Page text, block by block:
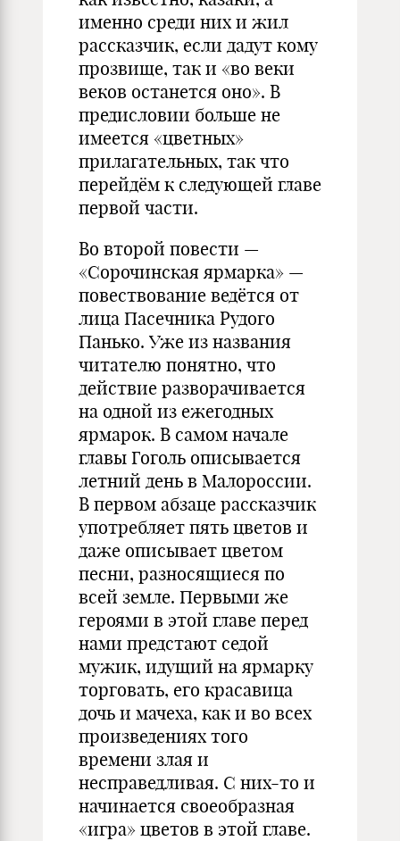
именно среди них и жил
рассказчик, если дадут кому
прозвище, так и «во веки
веков останется оно». В
предисловии больше не
имеется «цветных»
прилагательных, так что
перейдём к следующей главе
первой части.
Во второй повести —
«Сорочинская ярмарка» —
повествование ведётся от
лица Пасечника Рудого
Панько. Уже из названия
читателю понятно, что
действие разворачивается
на одной из ежегодных
ярмарок. В самом начале
главы Гоголь описывается
летний день в Малороссии.
В первом абзаце рассказчик
употребляет пять цветов и
даже описывает цветом
песни, разносящиеся по
всей земле. Первыми же
героями в этой главе перед
нами предстают седой
мужик, идущий на ярмарку
торговать, его красавица
дочь и мачеха, как и во всех
произведениях того
времени злая и
несправедливая. С них-то и
начинается своеобразная
«игра» цветов в этой главе.